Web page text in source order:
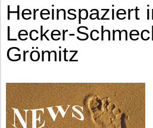
Hereinspaziert
Lecker-
Grömitz